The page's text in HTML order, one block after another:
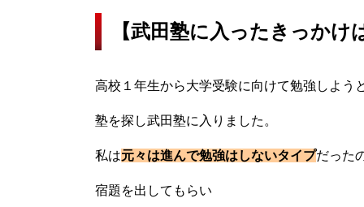
【武田塾に入ったきっかけ
高校１年生から大学受験に向けて勉強しよう
塾を探し武田塾に入りました。
私は元々は進んで勉強はしないタイプだった
宿題を出してもらい